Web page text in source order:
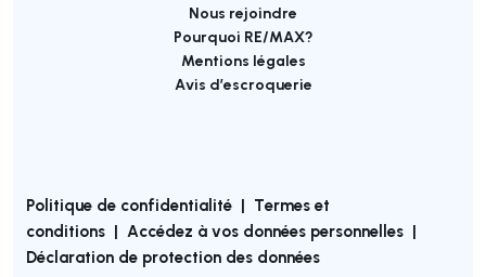
Nous rejoindre
Pourquoi RE/MAX?
Mentions légales
Avis d’escroquerie
Politique de confidentialité | Termes et
conditions | Accédez à vos données personnelles |
Déclaration de protection des données